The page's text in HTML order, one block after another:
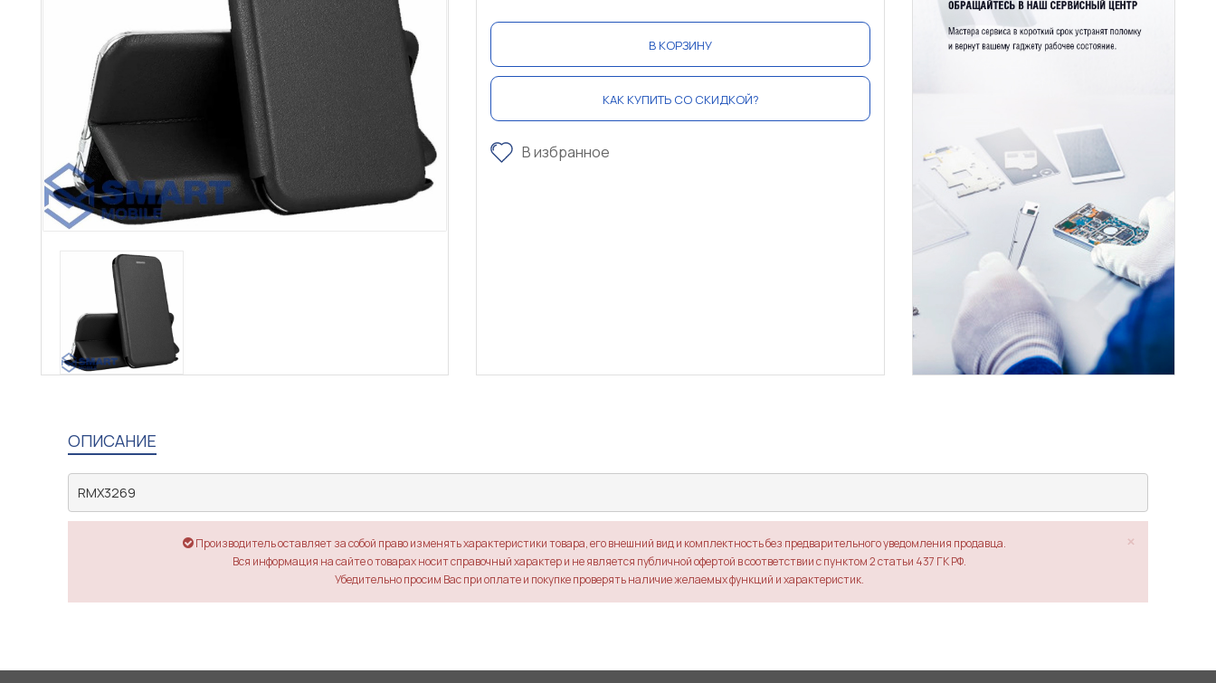
В КОРЗИНУ
КАК КУПИТЬ СО СКИДКОЙ?
В избранное
ОПИСАНИЕ
RMX3269
×
Производитель оставляет за собой право изменять характеристики товара, его внешний вид и комплектность без предварительного уведомления продавца.
Вся информация на сайте о товарах носит справочный характер и не является публичной офертой в соответствии с пунктом 2 статьи 437 ГК РФ.
Убедительно просим Вас при оплате и покупке проверять наличие желаемых функций и характеристик.